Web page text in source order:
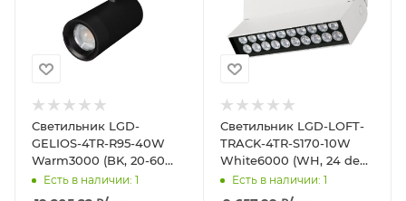
Светильник LGD-
GELIOS-4TR-R95-40W
Warm3000 (BK, 20-60
deg, 230V, DALI) (Arlight,
IP20 Металл, 3 года
Есть в наличии: 1
Светильник LGD-LOFT-
TRACK-4TR-S170-10W
White6000 (WH, 24 deg,
DALI) (Arlight, IP20
Металл, 3 года)
Есть в наличии: 1